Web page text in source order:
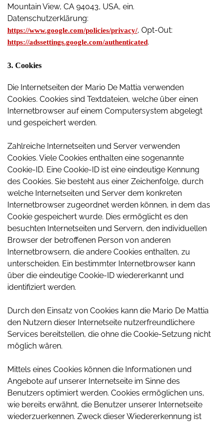
Mountain View, CA 94043, USA, ein.
Datenschutzerklärung:
https://www.google.com/policies/privacy/, Opt-Out:
https://adssettings.google.com/authenticated.
3. Cookies
Die Internetseiten der Mario De Mattia verwenden
Cookies. Cookies sind Textdateien, welche über einen
Internetbrowser auf einem Computersystem abgelegt
und gespeichert werden.
Zahlreiche Internetseiten und Server verwenden
Cookies. Viele Cookies enthalten eine sogenannte
Cookie-ID. Eine Cookie-ID ist eine eindeutige Kennung
des Cookies. Sie besteht aus einer Zeichenfolge, durch
welche Internetseiten und Server dem konkreten
Internetbrowser zugeordnet werden können, in dem das
Cookie gespeichert wurde. Dies ermöglicht es den
besuchten Internetseiten und Servern, den individuellen
Browser der betroffenen Person von anderen
Internetbrowsern, die andere Cookies enthalten, zu
unterscheiden. Ein bestimmter Internetbrowser kann
über die eindeutige Cookie-ID wiedererkannt und
identifiziert werden.
Durch den Einsatz von Cookies kann die Mario De Mattia
den Nutzern dieser Internetseite nutzerfreundlichere
Services bereitstellen, die ohne die Cookie-Setzung nicht
möglich wären.
Mittels eines Cookies können die Informationen und
Angebote auf unserer Internetseite im Sinne des
Benutzers optimiert werden. Cookies ermöglichen uns,
wie bereits erwähnt, die Benutzer unserer Internetseite
wiederzuerkennen. Zweck dieser Wiedererkennung ist